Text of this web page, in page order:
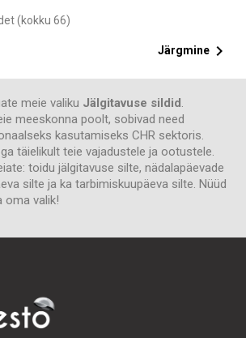
(kokku 66)
Järgmine 
meie valiku Jälgitavuse sildid
meeskonna poolt, sobivad need
kasutamiseks CHR sektoris.
täielikult teie vajadustele ja ootustele.
toidu jälgitavuse silte, nädalapäevade
silte ja ka tarbimiskuupäeva silte. Nüüd
oma valik!